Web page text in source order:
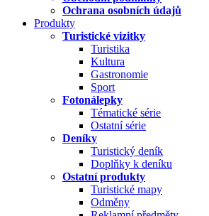
Ochrana osobních údajů
Produkty
Turistické vizitky
Turistika
Kultura
Gastronomie
Sport
Fotonálepky
Tématické série
Ostatní série
Deníky
Turistický deník
Doplňky k deníku
Ostatní produkty
Turistické mapy
Odměny